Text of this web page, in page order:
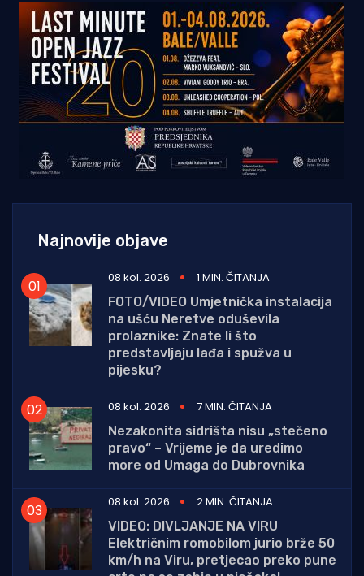
Najnovije objave
08 kol. 2026
1 MIN. ČITANJA
FOTO/VIDEO Umjetnička instalacija
na ušću Neretve oduševila
prolaznike: Znate li što
predstavljaju lađa i spužva u
pijesku?
08 kol. 2026
7 MIN. ČITANJA
Nezakonita sidrišta nisu „stečeno
pravo“ – Vrijeme je da uredimo
more od Umaga do Dubrovnika
08 kol. 2026
2 MIN. ČITANJA
VIDEO: DIVLJANJE NA VIRU
Električnim romobilom jurio brže 50
km/h na Viru, pretjecao preko pune